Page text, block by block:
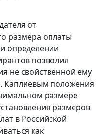
от
размера оплаты
определении
позволил
не свойственной ему
Каплиевым положения
размере
размеров
в Российской
как